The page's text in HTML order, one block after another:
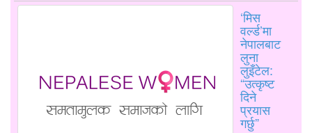
‘मिस
वर्ल्ड’मा
नेपालबाट
लुना
लुइँटेल:
“उत्कृष्ट
दिने
प्रयास
गर्छु”